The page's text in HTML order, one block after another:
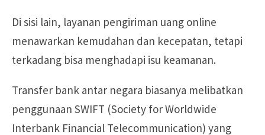
Di sisi lain, layanan pengiriman uang online
menawarkan kemudahan dan kecepatan, tetapi
terkadang bisa menghadapi isu keamanan.
Transfer bank antar negara biasanya melibatkan
penggunaan SWIFT (Society for Worldwide
Interbank Financial Telecommunication) yang